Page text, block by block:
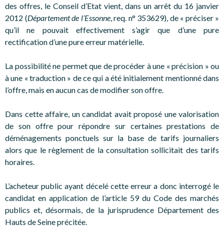
des offres, le Conseil d’Etat vient, dans un arrêt du 16 janvier
2012 (Département de l’Essonne, req. n° 353629), de « préciser »
qu’il ne pouvait effectivement s’agir que d’une pure
rectification d’une pure erreur matérielle.
La possibilité ne permet que de procéder à une « précision » ou
à une « traduction » de ce qui a été initialement mentionné dans
l’offre, mais en aucun cas de modifier son offre.
Dans cette affaire, un candidat avait proposé une valorisation
de son offre pour répondre sur certaines prestations de
déménagements ponctuels sur la base de tarifs journaliers
alors que le règlement de la consultation sollicitait des tarifs
horaires.
L’acheteur public ayant décelé cette erreur a donc interrogé le
candidat en application de l’article 59 du Code des marchés
publics et, désormais, de la jurisprudence Département des
Hauts de Seine précitée.